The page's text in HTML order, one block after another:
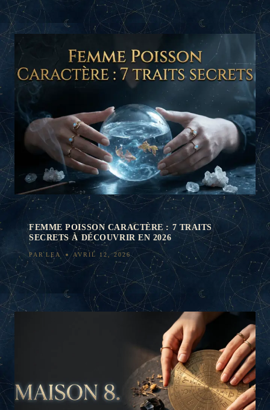
FEMME POISSON CARACTÈRE : 7 TRAITS
SECRETS À DÉCOUVRIR EN 2026
PAR LEA AVRIL 12, 2026